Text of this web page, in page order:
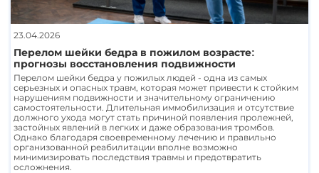
23.04.2026
Перелом шейки бедра в пожилом возрасте:
прогнозы восстановления подвижности
Перелом шейки бедра у пожилых людей - одна из самых
серьезных и опасных травм, которая может привести к стойким
нарушениям подвижности и значительному ограничению
самостоятельности. Длительная иммобилизация и отсутствие
должного ухода могут стать причиной появления пролежней,
застойных явлений в легких и даже образования тромбов.
Однако благодаря своевременному лечению и правильно
организованной реабилитации вполне возможно
минимизировать последствия травмы и предотвратить
осложнения.